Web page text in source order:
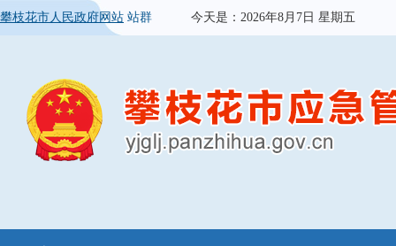
攀枝花市人民政府网站 站群 今天是： 2026年8月7日 星期五